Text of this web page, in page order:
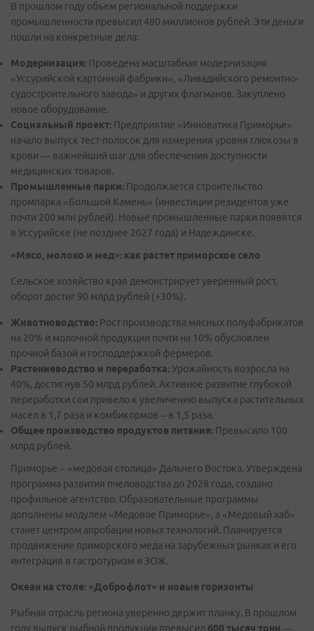
В прошлом году объем региональной поддержки
промышленности превысил 480 миллионов рублей. Эти деньги
пошли на конкретные дела:
Модернизация: Проведена масштабная модернизация
«Уссурийской картонной фабрики», «Ливадийского ремонтно-
судостроительного завода» и других флагманов. Закуплено
новое оборудование.
Социальный проект: Предприятие «Инноватика Приморье»
начало выпуск тест-полосок для измерения уровня глюкозы в
крови — важнейший шаг для обеспечения доступности
медицинских товаров.
Промышленные парки: Продолжается строительство
промпарка «Большой Камень» (инвестиции резидентов уже
почти 200 млн рублей). Новые промышленные парки появятся
в Уссурийске (не позднее 2027 года) и Надеждинске.
«Мясо, молоко и мед»: как растет приморское село
Сельское хозяйство края демонстрирует уверенный рост,
оборот достиг 90 млрд рублей (+30%).
Животноводство: Рост производства мясных полуфабрикатов
на 20% и молочной продукции почти на 10% обусловлен
прочной базой и господдержкой фермеров.
Растениеводство и переработка: Урожайность возросла на
40%, достигнув 50 млрд рублей. Активное развитие глубокой
переработки сои привело к увеличению выпуска растительных
масел в 1,7 раза и комбикормов – в 1,5 раза.
Общее производство продуктов питания: Превысило 100
млрд рублей.
Приморье – «медовая столица» Дальнего Востока. Утверждена
программа развития пчеловодства до 2028 года, создано
профильное агентство. Образовательные программы
дополнены модулем «Медовое Приморье», а «Медовый хаб»
станет центром апробации новых технологий. Планируется
продвижение приморского меда на зарубежных рынках и его
интеграция в гастротуризм и ЗОЖ.
Океан на столе: «Доброфлот» и новые горизонты
Рыбная отрасль региона уверенно держит планку. В прошлом
году выпуск рыбной продукции превысил 600 тысяч тонн —